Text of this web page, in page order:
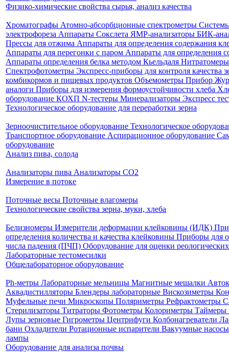
Физико-химические свойства сырья, анализ качества
Хроматографы Атомно-абсорбционные спектрометры
электрофореза Аппараты Сокслета ЯМР-анализаторы БИК-
Прессы для отжима Аппараты для определения содержания
Аппараты для перегонки с паром Аппараты для определения
Аппараты определения белка методом Кьельдаля Нитратомеры
Спектрофотометры Экспресс-приборы для контроля качества
комбикормов и пищевых продуктов Объемометры Прибор
аналоги Приборы для измерения формоустойчивости хлеба
оборудование КОХП N-тестеры Минерализаторы Экспресс
Технологическое оборудование для переработки зерна
Зерноочистительное оборудование Технологическое
Транспортное оборудование Аспирационное оборудование
оборудование
Анализ пива, солода
Анализаторы пива Анализаторы СО2
Измерение в потоке
Поточные весы Поточные влагомеры
Технологические свойства зерна, муки, хлеба
Белизномеры Измерители деформации клейковины (ИДК)
определения количества и качества клейковины Приборы для
числа падения (ПЧП) Оборудование для оценки реологических
Лабораторные тестомесилки
Общелабораторное оборудование
Ph-метры Лабораторные мельницы Магнитные мешалки
Аквадистилляторы Блендеры лабораторные Вискозиметры
Муфельные печи Микроскопы Поляриметры Рефрактометры
Стерилизаторы Титраторы Фотометры Колориметры Таймеры
Лупы зерновые Гигрометры Центрифуги Колбонагреватели
бани Охладители Ротационные испарители Вакуумные насосы
лампы
Оборудование для анализа почвы